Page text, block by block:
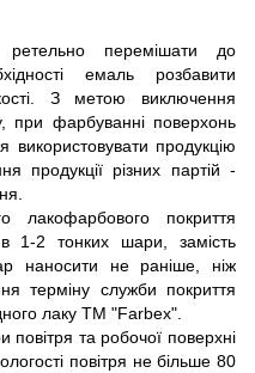
перемішати до
емаль розбавити
З метою виключення
при фарбуванні поверхонь
продукцію
продукції різних партій -
лакофарбового покриття
1-2 тонких шари, замість
наносити не раніше, ніж
терміну служби покриття
лаку ТМ "Farbex".
та робочої поверхні
повітря не більше 80